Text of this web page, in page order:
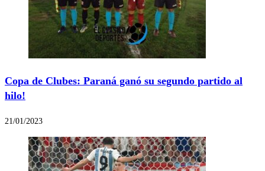
Copa de Clubes: Paraná ganó su segundo partido al
hilo!
21/01/2023